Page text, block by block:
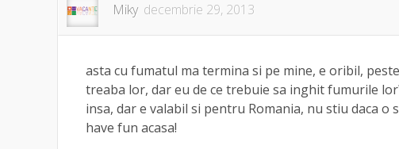
Miky decembrie 29, 2013
asta cu fumatul ma termina si pe mine, e oribil,
treaba lor, dar eu de ce trebuie sa inghit fumurile
insa, dar e valabil si pentru Romania, nu stiu daca o
have fun acasa!